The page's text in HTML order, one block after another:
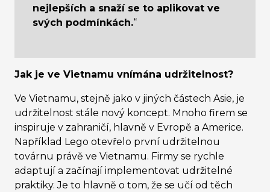
nejlepších a snaží se to aplikovat ve
svých podmínkách.“
Jak je ve Vietnamu vnímána udržitelnost?
Ve Vietnamu, stejně jako v jiných částech Asie, je
udržitelnost stále nový koncept. Mnoho firem se
inspiruje v zahraničí, hlavně v Evropě a Americe.
Například Lego otevřelo první udržitelnou
továrnu právě ve Vietnamu. Firmy se rychle
adaptují a začínají implementovat udržitelné
praktiky. Je to hlavně o tom, že se učí od těch